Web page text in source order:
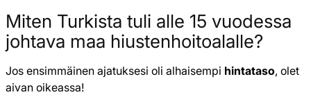
Miten Turkista tuli alle 15 vuodessa
johtava maa hiusten­hoitoalalle?
Jos ensimmäinen ajatuksesi oli alhaisempi hintataso, olet
aivan oikeassa!